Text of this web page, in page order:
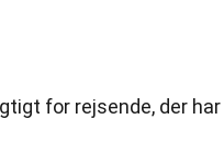
for rejsende, der har